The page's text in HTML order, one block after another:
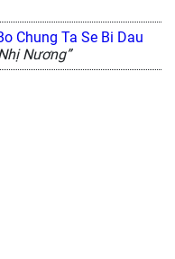
Chung Ta Se Bi Dau
Nương”